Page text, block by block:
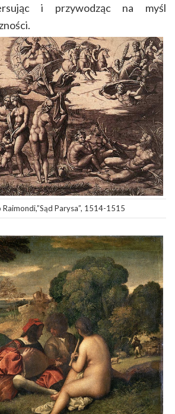
i przywodząc na myśl
Parysa”, 1514-1515